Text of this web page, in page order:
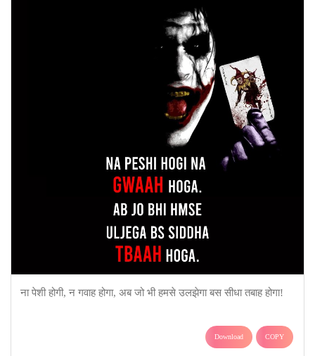
ना पेशी होगी, न गवाह होगा, अब जो भी हमसे उलझेगा बस सीधा तबाह होगा!
Download COPY